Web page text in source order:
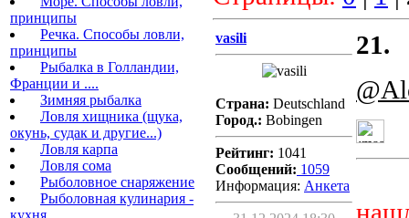
принципы
Речка. Способы ловли,
принципы
Рыбалка в Голландии,
Франции и ....
Зимняя рыбалка
Ловля хищника (щука,
окунь, судак и другие...)
Ловля карпа
Ловля сома
Рыболовное снаряжение
Рыболовная кулинария -
кухня
vasili
Страна: Deutschland
Город.: Bobingen
Рейтинг: 1041
Сообщений: 1059
Информация: Aнкета
21.